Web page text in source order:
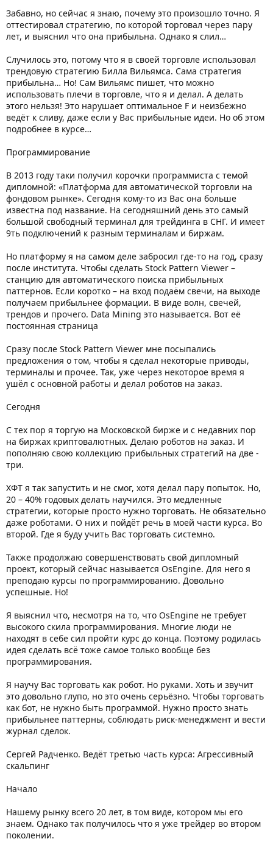
Забавно, но сейчас я знаю, почему это произошло точно. Я
оттестировал стратегию, по которой торговал через пару
лет, и выяснил что она прибыльна. Однако я слил…
Случилось это, потому что я в своей торговле использовал
трендовую стратегию Билла Вильямса. Сама стратегия
прибыльна… Но! Сам Вильямс пишет, что можно
использовать плечи в торговле, что я и делал. А делать
этого нельзя! Это нарушает оптимальное F и неизбежно
ведёт к сливу, даже если у Вас прибыльные идеи. Но об этом
подробнее в курсе…
Программирование
В 2013 году таки получил корочки программиста с темой
дипломной: «Платформа для автоматической торговли на
фондовом рынке». Сегодня кому-то из Вас она больше
известна под название. На сегодняшний день это самый
большой свободный терминал для трейдинга в СНГ. И имеет
9ть подключений к разным терминалам и биржам.
Но платформу я на самом деле забросил где-то на год, сразу
после института. Чтобы сделать Stock Pattern Viewer –
станцию для автоматического поиска прибыльных
паттернов. Если коротко – на вход подаём свечи, на выходе
получаем прибыльнее формации. В виде волн, свечей,
трендов и прочего. Data Mining это называется. Вот её
постоянная страница
Сразу после Stock Pattern Viewer мне посыпались
предложения о том, чтобы я сделал некоторые приводы,
терминалы и прочее. Так, уже через некоторое время я
ушёл с основной работы и делал роботов на заказ.
Сегодня
С тех пор я торгую на Московской бирже и с недавних пор
на биржах криптовалютных. Делаю роботов на заказ. И
пополняю свою коллекцию прибыльных стратегий на две -
три.
ХФТ я так запустить и не смог, хотя делал пару попыток. Но,
20 – 40% годовых делать научился. Это медленные
стратегии, которые просто нужно торговать. Не обязательно
даже роботами. О них и пойдёт речь в моей части курса. Во
второй. Где я буду учить Вас торговать системно.
Также продолжаю совершенствовать свой дипломный
проект, который сейчас называется OsEngine. Для него я
преподаю курсы по программированию. Довольно
успешные. Но!
Я выяснил что, несмотря на то, что OsEngine не требует
высокого скила программирования. Многие люди не
находят в себе сил пройти курс до конца. Поэтому родилась
идея сделать всё тоже самое только вообще без
программирования.
Я научу Вас торговать как робот. Но руками. Хоть и звучит
это довольно глупо, но это очень серьёзно. Чтобы торговать
как бот, не нужно быть программой. Нужно просто знать
прибыльнее паттерны, соблюдать риск-менеджмент и вести
журнал сделок.
Сергей Радченко. Ведёт третью часть курса: Агрессивный
скальпинг
Начало
Нашему рынку всего 20 лет, в том виде, котором мы его
знаем. Однако так получилось что я уже трейдер во втором
поколении.